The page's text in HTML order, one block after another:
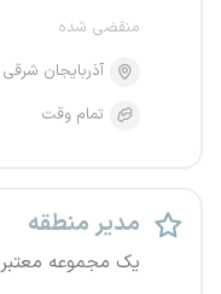
منقضی شده
آذربایجان شرقی
تمام وقت
مدیر منطقه
یک مجموعه معتبر